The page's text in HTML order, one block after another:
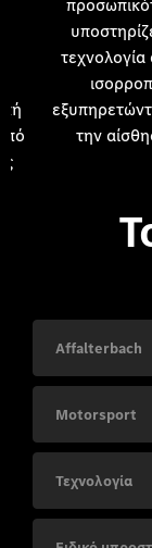
την
Affalterbach
Motorsport
Τεχνολογία